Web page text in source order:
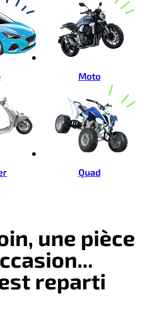
Moto
Quad
une pièce
reparti